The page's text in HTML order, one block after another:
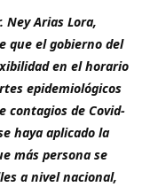
Ney Arias Lora,
que el gobierno del
en el horario
epidemiológicos
contagios de Covid-
haya aplicado la
más persona se
a nivel nacional,